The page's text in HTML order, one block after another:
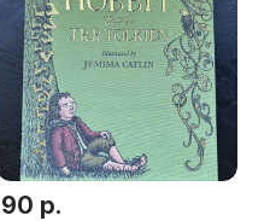
90 р.